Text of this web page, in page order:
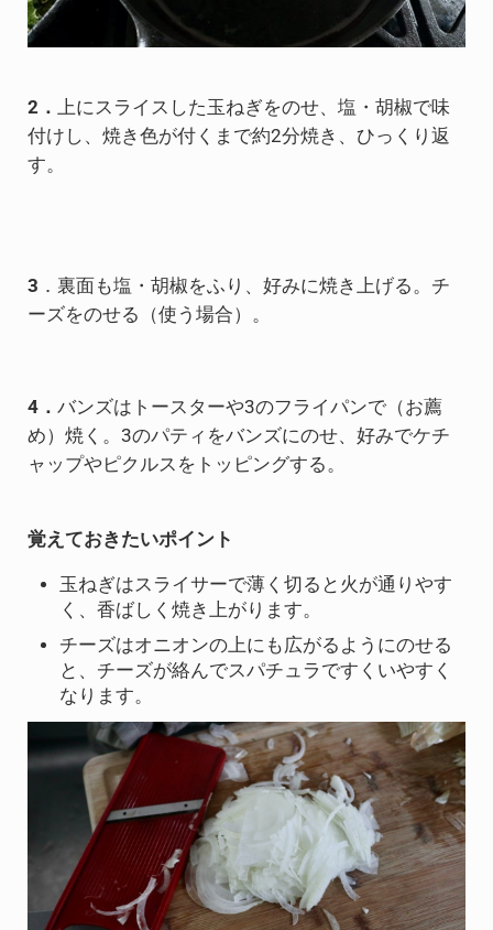
2． 上にスライスした玉ねぎをのせ、塩・胡椒で味
付けし、焼き色が付くまで約2分焼き、ひっくり返
す。
3 ．裏面も塩・胡椒をふり、好みに焼き上げる。チ
ーズをのせる（使う場合）。
4． バンズはトースターや3のフライパンで（お薦
め）焼く。3のパティをバンズにのせ、好みでケチ
ャップやピクルスをトッピングする。
覚えておきたいポイント
玉ねぎはスライサーで薄く切ると火が通りやす
く、香ばしく焼き上がります。
チーズはオニオンの上にも広がるようにのせる
と、チーズが絡んでスパチュラですくいやすく
なります。